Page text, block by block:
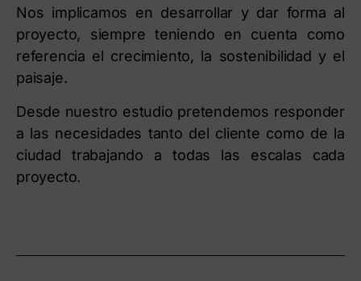
Nos implicamos en desarrollar y dar forma al
proyecto, siempre teniendo en cuenta como
referencia el crecimiento, la sostenibilidad y el
paisaje.
Desde nuestro estudio pretendemos responder
a las necesidades tanto del cliente como de la
ciudad trabajando a todas las escalas cada
proyecto.